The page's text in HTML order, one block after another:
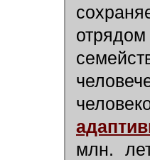
отрядом
млн.